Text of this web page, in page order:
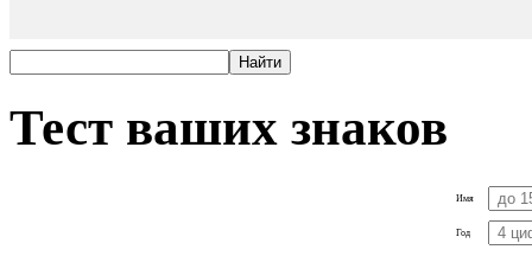
Тест ваших знаков
Имя
Год